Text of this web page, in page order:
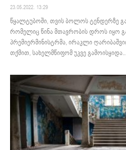
23.05.2022. 13:29
წყალტუბოში, თვის ბოლოს ტენდერზე
რომელიც წინა მთავრობის დროს იყო
პრემიერმინისტრმა, ირაკლი
თქმით, სახელმწიფომ უკვე